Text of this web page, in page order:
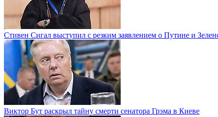
Стивен Сигал выступил с резким заявлением о Путине и
Виктор Бут раскрыл тайну смерти сенатора Грэма в Киеве